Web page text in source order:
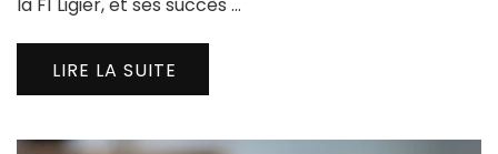
LIRE LA SUITE